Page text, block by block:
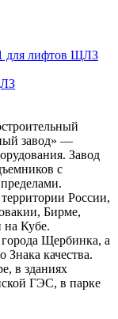
завод» —
Завод
с
России,
Бирме,
Кубе.
Щербинка, а
Знака качества.
в зданиях
ГЭС, в парке